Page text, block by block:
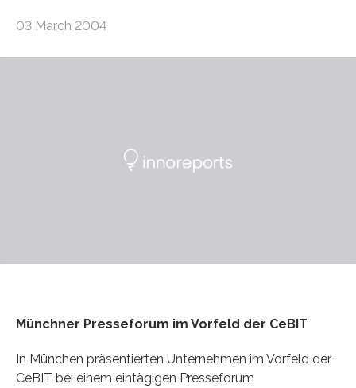
03 March 2004
Münchner Presseforum im Vorfeld der CeBIT
In München präsentierten Unternehmen im Vorfeld der
CeBIT bei einem eintägigen Presseforum